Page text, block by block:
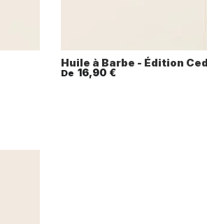
Huile à Barbe - Édition
De 16,90 €